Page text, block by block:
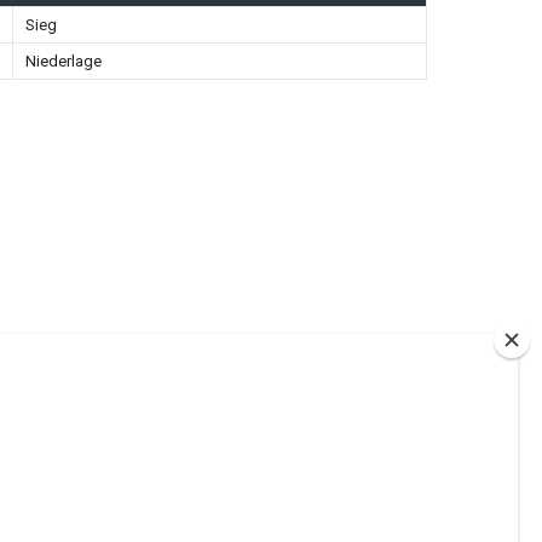
Sieg
Niederlage